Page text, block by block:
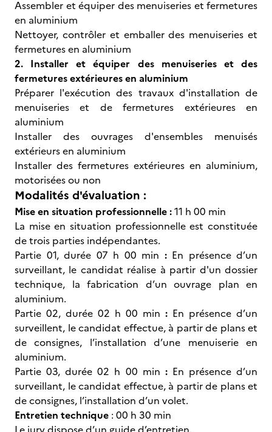
Assembler et équiper des menuiseries et fermetures
en aluminium
Nettoyer, contrôler et emballer des menuiseries et
fermetures en aluminium
2. Installer et équiper des menuiseries et des
fermetures extérieures en aluminium
Préparer l'exécution des travaux d'installation de
menuiseries et de fermetures extérieures en
aluminium
Installer des ouvrages d'ensembles menuisés
extérieurs en aluminium
Installer des fermetures extérieures en aluminium,
motorisées ou non
Modalités d'évaluation :
Mise en situation professionnelle :11 h 00 min
La mise en situation professionnelle est constituée
de trois parties indépendantes.
Partie 01, durée 07 h 00 min : En présence d’un
surveillant, le candidat réalise à partir d'un dossier
technique, la fabrication d’un ouvrage plan en
aluminium.
Partie 02, durée 02 h 00 min : En présence d’un
surveillent, le candidat effectue, à partir de plans et
de consignes, l’installation d’une menuiserie en
aluminium.
Partie 03, durée 02 h 00 min : En présence d’un
surveillant, le candidat effectue, à partir de plans et
de consignes, l’installation d’un volet.
Entretien technique : 00 h 30 min